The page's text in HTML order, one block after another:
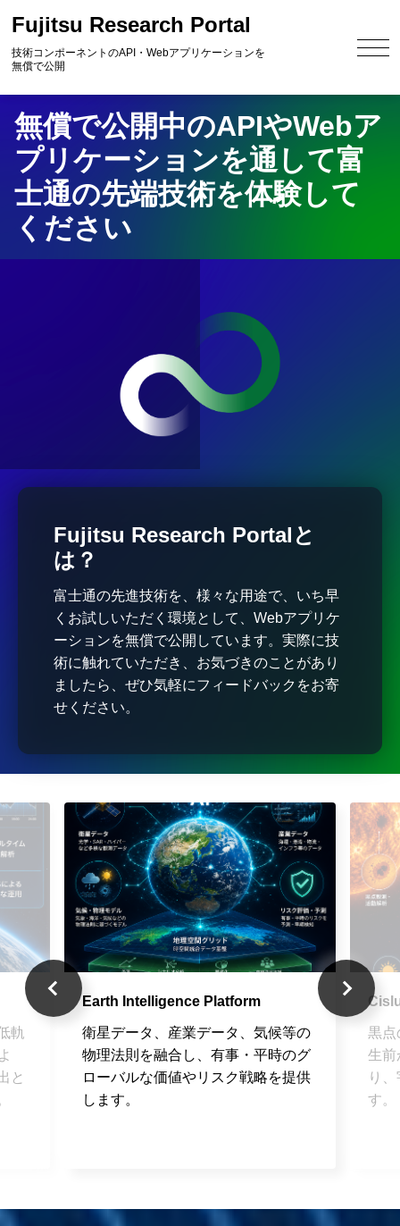
Fujitsu Research Portal
技術コンポーネントのAPI・Webアプリケーションを
無償で公開
無償で公開中のAPIやWebア
プリケーションを通して富
士通の先端技術を体験して
ください
Fujitsu Research Portalと
は？
富士通の先進技術を、様々な用途で、いち早
くお試しいただく環境として、Webアプリケ
ーションを無償で公開しています。実際に技
術に触れていただき、お気づきのことがあり
ましたら、ぜひ気軽にフィードバックをお寄
せください。
軌
と
Earth Intelligence Platform
衛星データ、産業データ、気候等の
物理法則を融合し、有事・平時のグ
ローバルな価値やリスク戦略を提供
します。
黒点
生前
り
す。